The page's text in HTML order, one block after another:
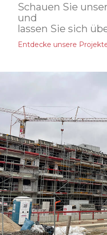
Schauen Sie
und
lassen Sie sich
Entdecke unsere